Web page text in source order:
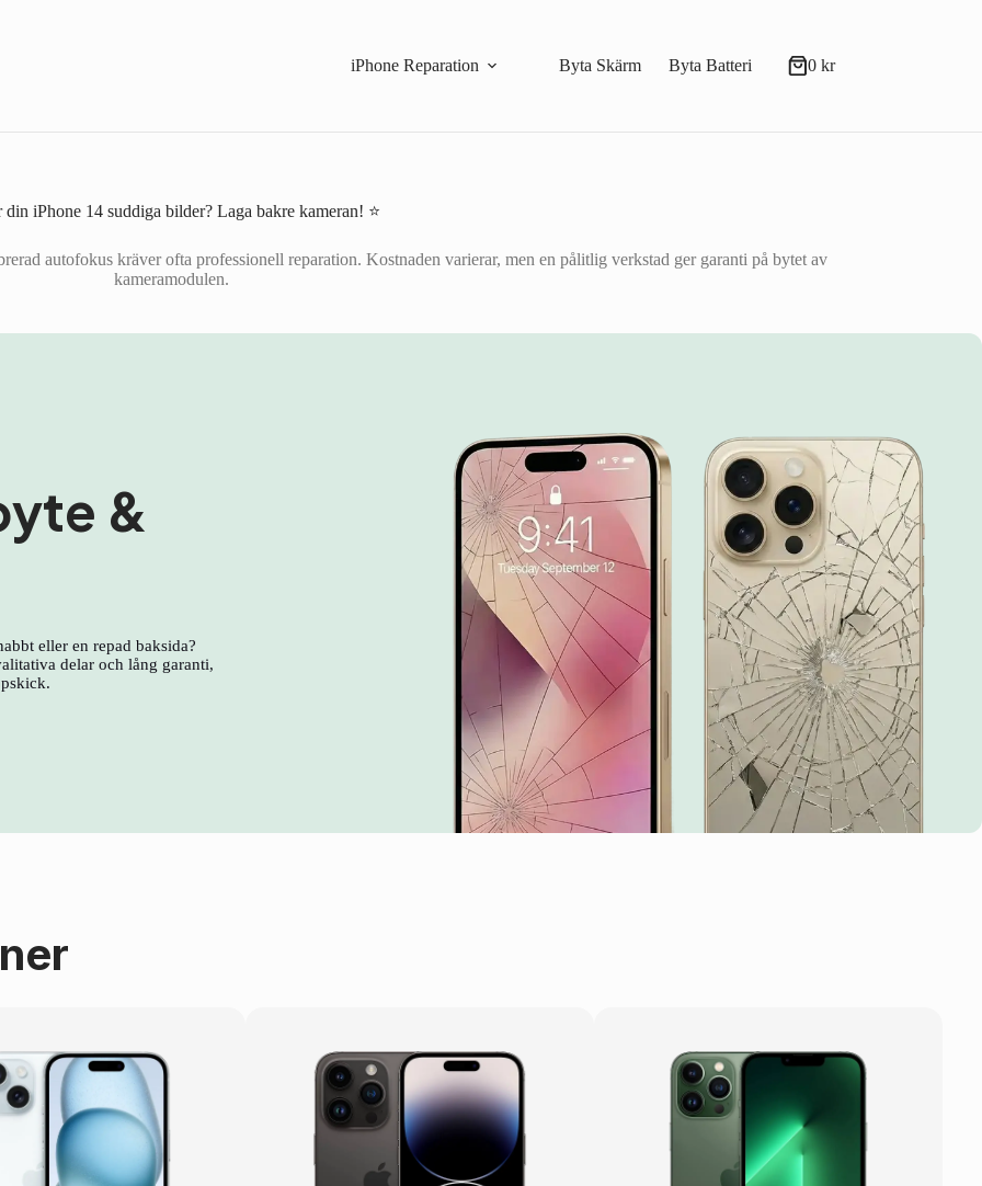
iPhone Reparation
Byta Skärm Byta Batteri Varukorg
0 kr
din iPhone 14 suddiga bilder? Laga bakre kameran! ⭐
autofokus kräver ofta professionell reparation. Kostnaden varierar, men en pålitlig verkstad ger garanti på bytet av
kameramodulen.
&
eller en repad baksida?
delar och lång garanti,